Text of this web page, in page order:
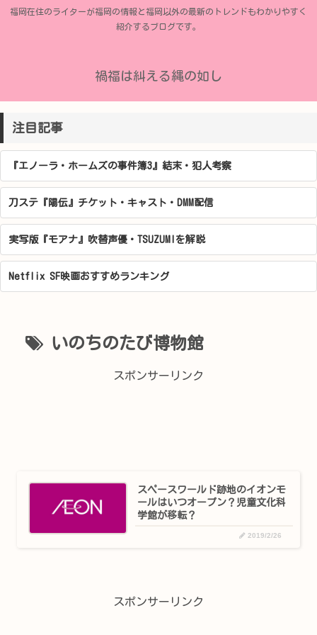
福岡在住のライターが福岡の情報と福岡以外の最新のトレンドもわかりやすく
紹介するブログです。
禍福は糾える縄の如し
注目記事
『エノーラ・ホームズの事件簿3』結末・犯人考察
刀ステ『陽伝』チケット・キャスト・DMM配信
実写版『モアナ』吹替声優・TSUZUMIを解説
Netflix SF映画おすすめランキング
いのちのたび博物館
スポンサーリンク
スペースワールド跡地のイオンモ
ールはいつオープン？児童文化科
学館が移転？
2019/2/26
スポンサーリンク